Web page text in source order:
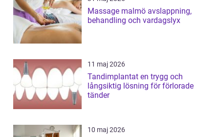
Massage malmö avslappning,
behandling och vardagslyx
11 maj 2026
Tandimplantat en trygg och
långsiktig lösning för förlorade
tänder
10 maj 2026